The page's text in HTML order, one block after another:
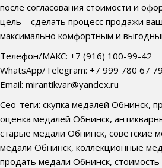
после согласования стоимости и
цель – сделать процесс продажи
максимально комфортным и
Телефон/МАКС: +7 (916) 100-99-42
WhatsApp/Telegram: +7 999 780 67 79
Email: mirantikvar@yandex.ru
Сео-теги: скупка медалей Обнинск,
оценка медалей Обнинск,
старые медали Обнинск, советские
медали Обнинск, коллекционные
продать медали Обнинск,